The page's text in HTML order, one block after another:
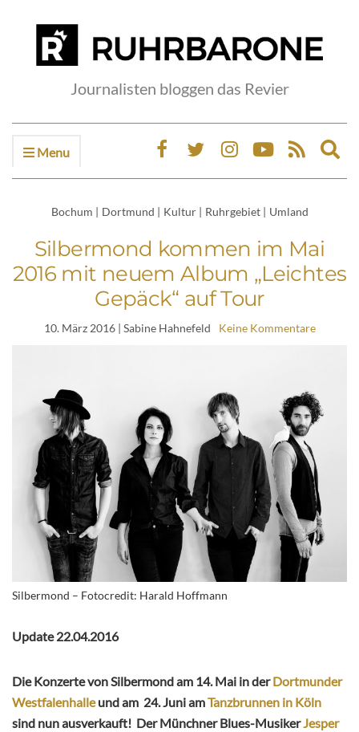
Journalisten bloggen das Revier
Menu
Bochum | Dortmund | Kultur | Ruhrgebiet | Umland
Silbermond kommen im Mai
2016 mit neuem Album „Leichtes
Gepäck“ auf Tour
10. März 2016| Sabine Hahnefeld Keine Kommentare
Silbermond – Fotocredit: Harald Hoffmann
Update 22.04.2016
Die Konzerte von Silbermond am 14. Mai in derDortmunder
Westfalenhalleund am 24. Juni amTanzbrunnen in Köln
sind nun ausverkauft! Der Münchner Blues-MusikerJesper